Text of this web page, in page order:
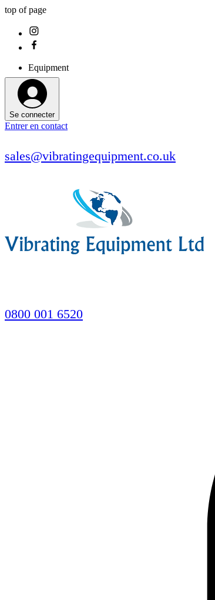
top of page
Equipment
Se connecter
Entrer en contact
sales@vibratingequipment.co.uk
0800 001 6520